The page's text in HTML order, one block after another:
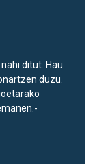
ditut. Hau
duzu.